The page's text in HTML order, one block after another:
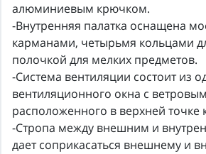
алюминиевым крючком.
-Внутренняя палатка оснащена
карманами, четырьмя кольцами
полочкой для мелких предметов.
-Система вентиляции состоит из
вентиляционного окна с
расположенного в верхней точке
-Стропа между внешним и
дает соприкасаться внешнему и